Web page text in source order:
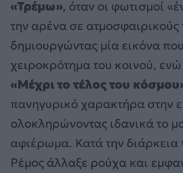
«Τρέμω», όταν οι φωτισμοί
την αρένα σε ατμοσφαιρικούς
δημιουργώντας μία εικόνα
χειροκρότημα του κοινού,
«Μέχρι το τέλος του
πανηγυρικό χαρακτήρα στην
ολοκληρώνοντας ιδανικά το
αφιέρωμα. Κατά την διάρκεια
Ρέμος άλλαξε ρούχα και